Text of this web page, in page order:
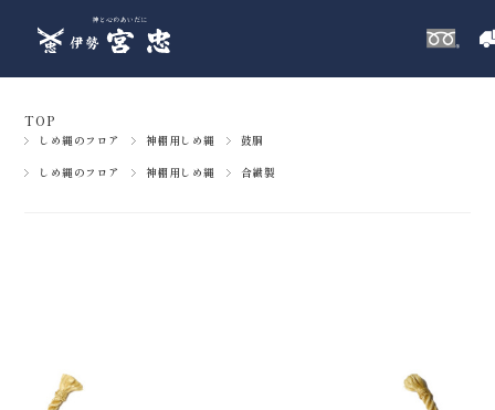
TOP
しめ縄のフロア 神棚用しめ縄 鼓胴
しめ縄のフロア 神棚用しめ縄 合繊製